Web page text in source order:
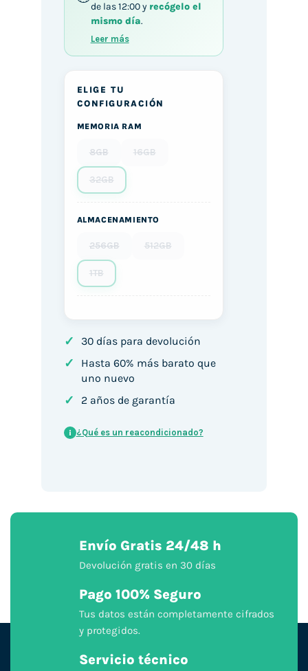
de las 12:00 y recógelo el
mismo día.
Leer más
ELIGE TU
CONFIGURACIÓN
MEMORIA RAM
8GB 16GB
32GB
ALMACENAMIENTO
256GB 512GB
1TB
✓ 30 días para devolución
✓
Hasta 60% más barato que
uno nuevo
✓ 2 años de garantía
i ¿Qué es un reacondicionado?
Envío Gratis 24/48 h
Devolución gratis en 30 días
Pago 100% Seguro
Tus datos están completamente cifrados
y protegidos.
Servicio técnico